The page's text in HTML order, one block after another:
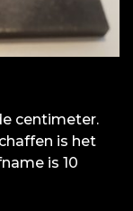
centimeter.
is het
is 10